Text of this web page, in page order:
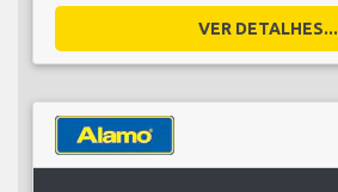
VER DETALHES...